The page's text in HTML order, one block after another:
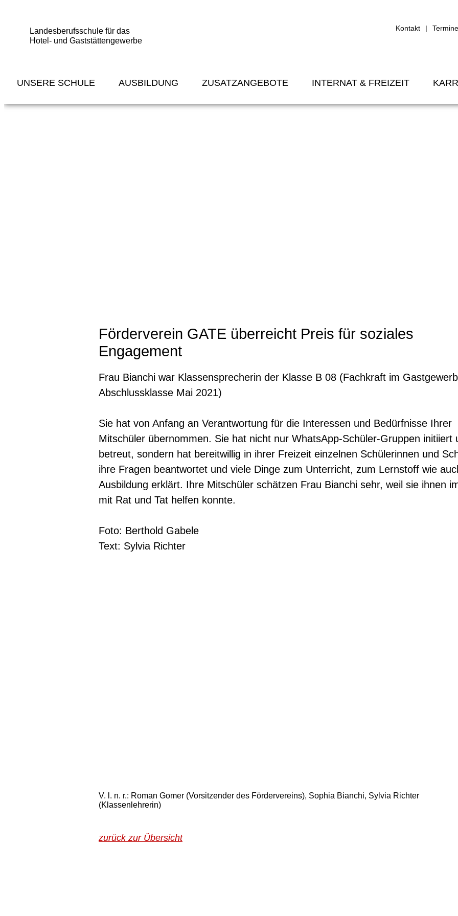
Landesberufsschule für das
Hotel- und Gaststättengewerbe
Kontakt Termine
UNSERE SCHULE AUSBILDUNG ZUSATZANGEBOTE INTERNAT & FREIZEIT
Förderverein GATE überreicht Preis für soziales
Engagement
Frau Bianchi war Klassensprecherin der Klasse B 08 (Fachkraft im
Abschlussklasse Mai 2021)
Sie hat von Anfang an Verantwortung für die Interessen und Bedürfnisse Ihrer
Mitschüler übernommen. Sie hat nicht nur WhatsApp-Schüler-Gruppen initiiert
betreut, sondern hat bereitwillig in ihrer Freizeit einzelnen Schülerinnen und
ihre Fragen beantwortet und viele Dinge zum Unterricht, zum Lernstoff wie
Ausbildung erklärt. Ihre Mitschüler schätzen Frau Bianchi sehr, weil sie ihnen
mit Rat und Tat helfen konnte.
Foto: Berthold Gabele
Text: Sylvia Richter
V. l. n. r.: Roman Gomer (Vorsitzender des Fördervereins), Sophia Bianchi, Sylvia Richter
(Klassenlehrerin)
zurück zur Übersicht